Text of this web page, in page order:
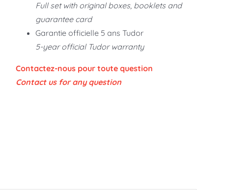
Full set with original boxes, booklets and
guarantee card
Garantie officielle 5 ans Tudor
5-year official Tudor warranty
Contactez-nous pour toute question
Contact us for any question